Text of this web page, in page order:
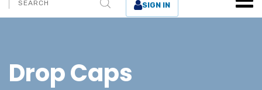
SIGN IN
Drop Caps